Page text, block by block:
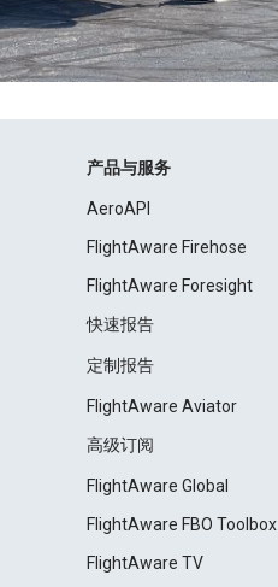
产品与服务
AeroAPI
FlightAware Firehose
FlightAware Foresight
快速报告
定制报告
FlightAware Aviator
高级订阅
FlightAware Global
FlightAware FBO Toolbox
FlightAware TV